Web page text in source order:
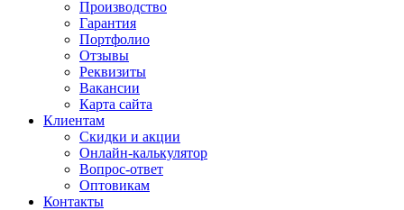
Производство
Гарантия
Портфолио
Отзывы
Реквизиты
Вакансии
Карта сайта
Клиентам
Скидки и акции
Онлайн-калькулятор
Вопрос-ответ
Оптовикам
Контакты